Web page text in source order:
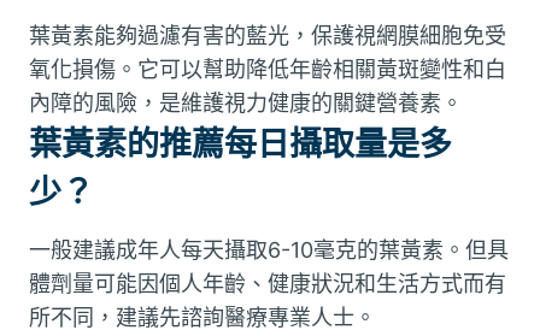
葉黃素能夠過濾有害的藍光，保護視網膜細胞免受
氧化損傷。它可以幫助降低年齡相關黃斑變性和白
內障的風險，是維護視力健康的關鍵營養素。
葉黃素的推薦每日攝取量是多
少？
一般建議成年人每天攝取6-10毫克的葉黃素。但具
體劑量可能因個人年齡、健康狀況和生活方式而有
所不同，建議先諮詢醫療專業人士。